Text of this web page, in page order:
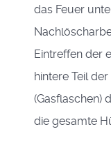
das Feuer
Eintreffen der
hintere Teil
(Gasflaschen)
die gesamte